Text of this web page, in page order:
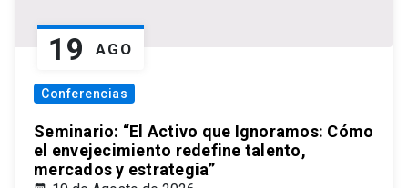
19 AGO
Conferencias
Seminario: “El Activo que Ignoramos: Cómo
el envejecimiento redefine talento,
mercados y estrategia”